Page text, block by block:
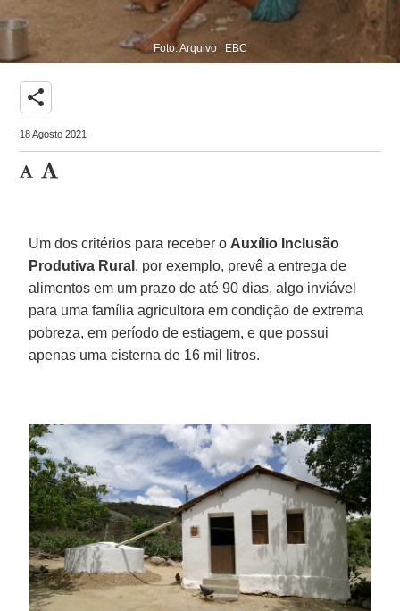
Foto: Arquivo | EBC
share
18 Agosto 2021
Um dos critérios para receber o Auxílio Inclusão
Produtiva Rural , por exemplo, prevê a entrega de
alimentos em um prazo de até 90 dias, algo inviável
para uma família agricultora em condição de extrema
pobreza, em período de estiagem, e que possui
apenas uma cisterna de 16 mil litros.